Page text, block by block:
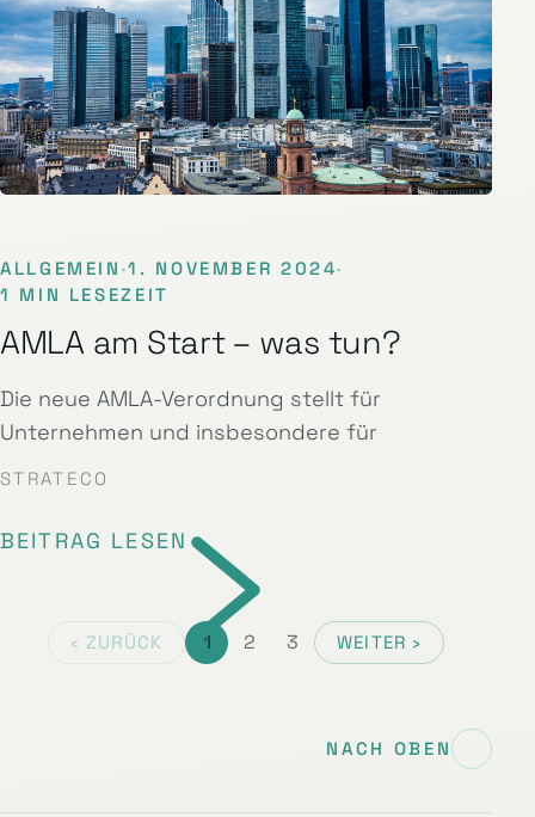
ALLGEMEIN ·1. NOVEMBER 2024·
1 MIN LESEZEIT
AMLA am Start – was tun?
Die neue AMLA-Verordnung stellt für
Unternehmen und insbesondere für
STRATECO
BEITRAG LESEN
‹ ZURÜCK 1 2 3 WEITER ›
NACH OBEN